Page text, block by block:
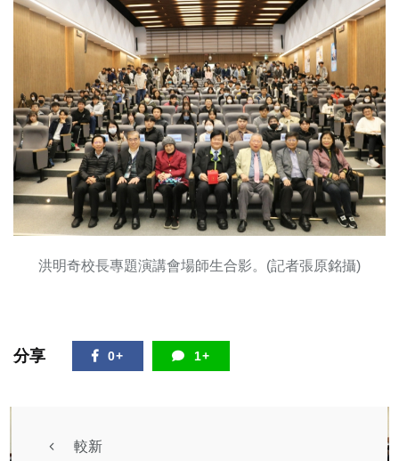
洪明奇校長專題演講會場師生合影。(記者張原銘攝)
分享 0+ 1+
較新